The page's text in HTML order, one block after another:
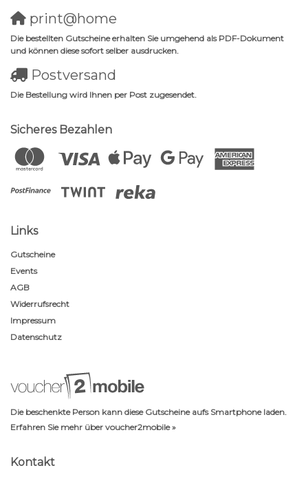
print@home
Die bestellten Gutscheine erhalten Sie umgehend als PDF-Dokument
und können diese sofort selber ausdrucken.
Postversand
Die Bestellung wird Ihnen per Post zugesendet.
Sicheres Bezahlen
Links
Gutscheine
Events
AGB
Widerrufsrecht
Impressum
Datenschutz
Die beschenkte Person kann diese Gutscheine aufs Smartphone laden.
Erfahren Sie mehr über voucher2mobile »
Kontakt